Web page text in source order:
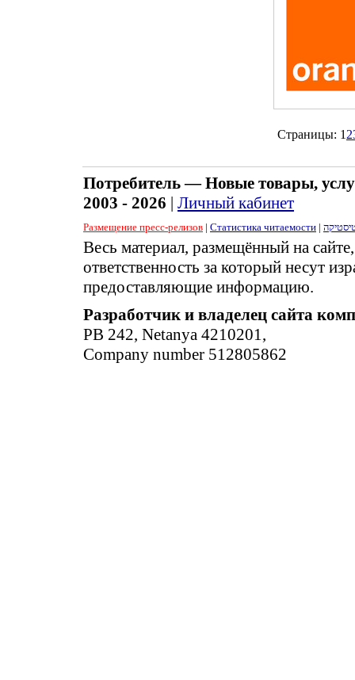
Страницы: 1 2
Потребитель — Новые товары,
2003 - 2026 | Личный кабинет
Размещение пресс-релизов | Статистика читаемости |
Весь материал, размещённый на
ответственность за который несут
предоставляющие информацию.
Разработчик и владелец сайта
PB 242, Netanya 4210201,
Company number 512805862